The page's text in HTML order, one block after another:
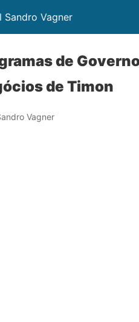
Sandro Vagner
de
de Timon
Vagner